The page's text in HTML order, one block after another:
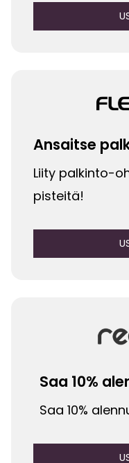
Ansaitse
Liity palkinto-
pisteitä!
Saa 10%
Saa 10%